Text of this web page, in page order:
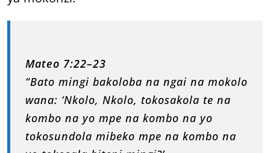
Mateo 7:22–23
“Bato mingi bakoloba na ngai na mokolo
wana: ‘Nkolo, Nkolo, tokosakola te na
kombo na yo mpe na kombo na yo
tokosundola mibeko mpe na kombo na